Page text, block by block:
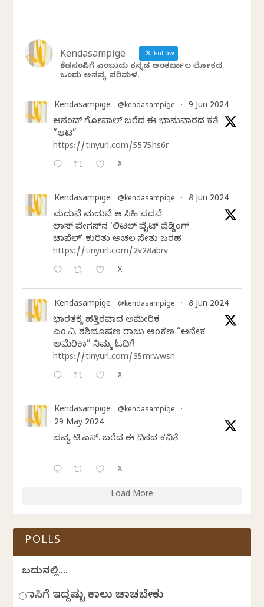
Kendasampige Follow
ಕೆಂಡಸಂಪಿಗೆ ಎಂಬುದು ಕನ್ನಡ ಅಂತರ್ಜಾಲ ಲೋಕದ
ಒಂದು ಅನನ್ಯ ಪರಿಮಳ.
Kendasampige @kendasampige · 9 Jun 2024
ಆನಂದ್‌ ಗೋಪಾಲ್‌ ಬರೆದ ಈ ಭಾನುವಾರದ ಕತೆ
“ಆಟ”
https://tinyurl.com/5575hs6r
X
Kendasampige @kendasampige · 8 Jun 2024
ಮದುವೆ ಮದುವೆ ಆ ಸಿಹಿ ಪದವೆ
ಲಾಸ್‌ ವೇಗಸ್‌ನ ‘ಲಿಟಲ್ ವೈಟ್ ವೆಡ್ಡಿಂಗ್
ಚಾಪೆಲ್’ ಕುರಿತು ಅಚಲ ಸೇತು ಬರಹ
https://tinyurl.com/2v28abrv
X
Kendasampige @kendasampige · 8 Jun 2024
ಭಾರತಕ್ಕೆ ಹತ್ತಿರವಾದ ಅಮೇರಿಕ
ಎಂ.ವಿ. ಶಶಿಭೂಷಣ ರಾಜು ಅಂಕಣ “ಅನೇಕ
ಅಮೆರಿಕಾ” ನಿಮ್ಮ ಓದಿಗೆ
https://tinyurl.com/35mrwwsn
X
Kendasampige @kendasampige ·
29 May 2024
ಭವ್ಯ ಟಿ.ಎಸ್. ಬರೆದ ಈ ದಿನದ ಕವಿತೆ
X
Load More
POLLS
ಬದುಕಿನಲ್ಲಿ....
ಹಾಸಿಗೆ ಇದ್ದಷ್ಟು ಕಾಲು ಚಾಚಬೇಕು